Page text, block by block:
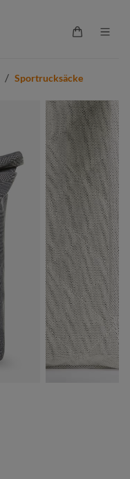
/ Sportrucksäcke